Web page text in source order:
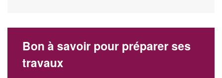
Bon à savoir pour préparer ses
travaux